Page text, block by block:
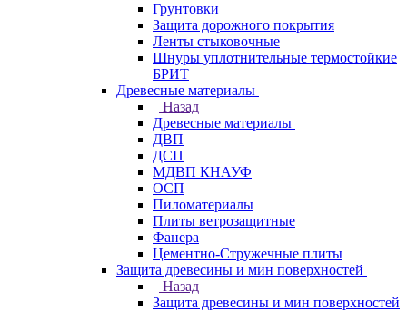
Грунтовки
Защита дорожного покрытия
Ленты стыковочные
Шнуры уплотнительные термостойкие
БРИТ
Древесные материалы
Назад
Древесные материалы
ДВП
ДСП
МДВП КНАУФ
ОСП
Пиломатериалы
Плиты ветрозащитные
Фанера
Цементно-Стружечные плиты
Защита древесины и мин поверхностей
Назад
Защита древесины и мин поверхностей